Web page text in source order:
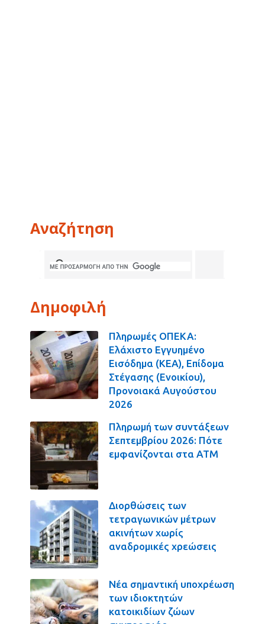
Αναζήτηση
Δημοφιλή
Πληρωμές ΟΠΕΚΑ:
Ελάχιστο Εγγυημένο
Εισόδημα (ΚΕΑ), Επίδομα
Στέγασης (Ενοικίου),
Προνοιακά Αυγούστου
2026
Πληρωμή των συντάξεων
Σεπτεμβρίου 2026: Πότε
εμφανίζονται στα ΑΤΜ
Διορθώσεις των
τετραγωνικών μέτρων
ακινήτων χωρίς
αναδρομικές χρεώσεις
Νέα σημαντική υποχρέωση
των ιδιοκτητών
κατοικιδίων ζώων